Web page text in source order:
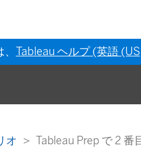
Tableau ヘルプ (英語
オ Tableau Prep で 2 番